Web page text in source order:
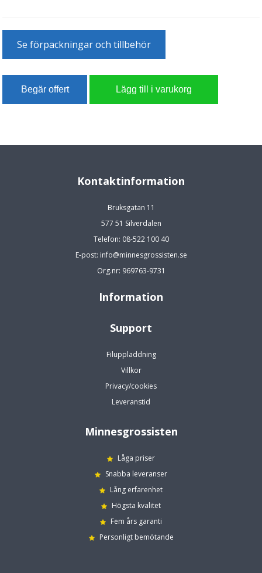
Se förpackningar och tillbehör
Kontaktinformation
Bruksgatan 11
577 51 Silverdalen
Telefon: 08-522 100 40
E-post: info@minnesgrossisten.se
Org.nr: 969763-9731
Information
Support
Filuppladdning
Villkor
Privacy/cookies
Leveranstid
Minnesgrossisten
Låga priser
Snabba leveranser
Lång erfarenhet
Högsta kvalitet
Fem års garanti
Personligt bemötande